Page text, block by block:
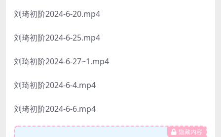
刘琦初阶2024-6-20.mp4
刘琦初阶2024-6-25.mp4
刘琦初阶2024-6-27~1.mp4
刘琦初阶2024-6-4.mp4
刘琦初阶2024-6-6.mp4
隐藏内容